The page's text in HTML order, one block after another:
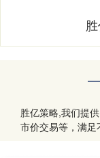
胜亿策略,我们提
市价交易等，满足